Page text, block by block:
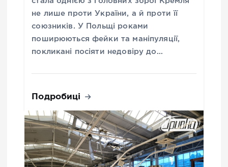
не лише проти України, а й проти її
союзників. У Польщі роками
поширюються фейки та маніпуляції,
покликані посіяти недовіру до…
Подробиці